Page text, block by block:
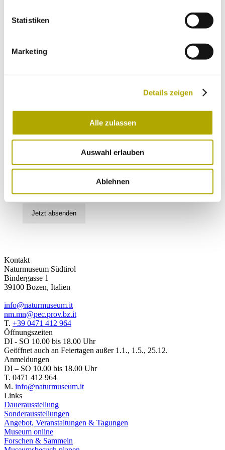
Statistiken
Marketing
Details zeigen
Alle zulassen
Auswahl erlauben
Ablehnen
anmelden möchtest:
Veranstaltungen und Montagsprogramm)
Rückkehr in die Alpen (Aktuelles und
Hintergründe zu tierischen Rückkehrern in die
Ich habe dieDatenschutzerklärunggelesen
und verstanden und stimme der Verarbeitung
meiner persönlichen Daten zu.
Jetzt absenden
Kontakt
Naturmuseum Südtirol
Bindergasse 1
39100 Bozen, Italien
info@naturmuseum.it
nm.mn@pec.prov.bz.it
T. +39 0471 412 964
Öffnungszeiten
DI - SO 10.00 bis 18.00 Uhr
Geöffnet auch an Feiertagen außer 1.1., 1.5., 25.12.
Anmeldungen
DI – SO 10.00 bis 18.00 Uhr
T. 0471 412 964
M. info@naturmuseum.it
Links
Dauerausstellung
Sonderausstellungen
Angebot, Veranstaltungen & Tagungen
Museum online
Forschen & Sammeln